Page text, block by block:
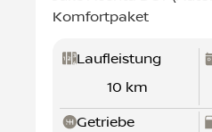
Komfortpaket
Laufleistung
10 km
Getriebe